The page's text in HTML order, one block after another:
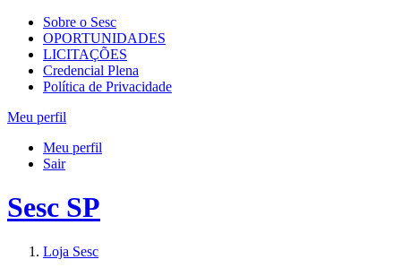
Sobre o Sesc
OPORTUNIDADES
LICITAÇÕES
Credencial Plena
Política de Privacidade
Meu perfil
Meu perfil
Sair
Sesc SP
Loja Sesc